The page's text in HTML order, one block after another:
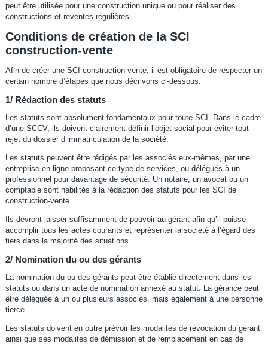
peut être utilisée pour une construction unique ou pour réaliser des
constructions et reventes régulières.
Conditions de création de la SCI
construction-vente
Afin de créer une SCI construction-vente, il est obligatoire de respecter un
certain nombre d’étapes que nous décrivons ci-dessous.
1/ Rédaction des statuts
Les statuts sont absolument fondamentaux pour toute SCI. Dans le cadre
d’une SCCV, ils doivent clairement définir l’objet social pour éviter tout
rejet du dossier d’immatriculation de la société.
Les statuts peuvent être rédigés par les associés eux-mêmes, par une
entreprise en ligne proposant ce type de services, ou délégués à un
professionnel pour davantage de sécurité. Un notaire, un avocat ou un
comptable sont habilités à la rédaction des statuts pour les SCI de
construction-vente.
Ils devront laisser suffisamment de pouvoir au gérant afin qu’il puisse
accomplir tous les actes courants et représenter la société à l’égard des
tiers dans la majorité des situations.
2/ Nomination du ou des gérants
La nomination du ou des gérants peut être établie directement dans les
statuts ou dans un acte de nomination annexé au statut. La gérance peut
être déléguée à un ou plusieurs associés, mais également à une personne
tierce.
Les statuts doivent en outre prévoir les modalités de révocation du gérant
ainsi que ses modalités de démission et de remplacement en cas de